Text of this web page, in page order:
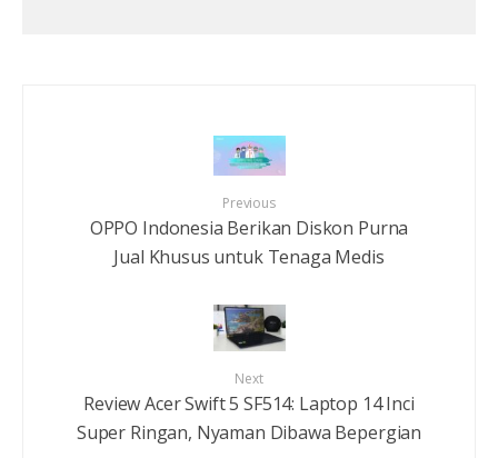
Previous
OPPO Indonesia Berikan Diskon Purna
Jual Khusus untuk Tenaga Medis
Next
Review Acer Swift 5 SF514: Laptop 14 Inci
Super Ringan, Nyaman Dibawa Bepergian